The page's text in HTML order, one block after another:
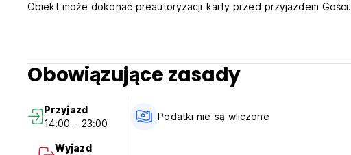
Obiekt może dokonać preautoryzacji karty przed przyjazdem Gości.
Ogólne:
24-godzinna recepcja.
Brak godziny policyjnej.
Obowiązujące zasady
Przyjazd
14:00 - 23:00
Wyjazd
Podatki nie są wliczone